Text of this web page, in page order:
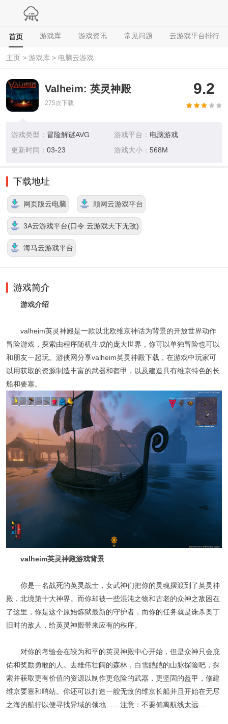
首页 游戏库 游戏资讯 常见问题 云游戏平台排行
主页 > 游戏库 > 电脑云游戏
Valheim: 英灵神殿
275次下载
9.2
游戏类型： 冒险解谜AVG 游戏平台： 电脑游戏
更新时间： 03-23 游戏大小： 568M
下载地址
网页版云电脑 顺网云游戏平台
3A云游戏平台(口令:云游戏天下无敌)
海马云游戏平台
游戏简介
游戏介绍
valheim英灵神殿是一款以北欧维京神话为背景的开放世界动作
冒险游戏，探索由程序随机生成的庞大世界，你可以单独冒险也可以
和朋友一起玩。游侠网分享valheim英灵神殿下载，在游戏中玩家可
以用获取的资源制造丰富的武器和盔甲，以及建造具有维京特色的长
船和要塞。
valheim英灵神殿游戏背景
你是一名战死的英灵战士，女武神们把你的灵魂摆渡到了英灵神
殿，北境第十大神界。而你却被一些混沌之物和古老的众神之敌困在
了这里，你是这个原始炼狱最新的守护者，而你的任务就是诛杀奥丁
旧时的敌人，给英灵神殿带来应有的秩序。
对你的考验会在较为和平的英灵神殿中心开始，但是众神只会庇
佑和奖励勇敢的人。去雄伟壮阔的森林，白雪皑皑的山脉探险吧，探
索并获取更有价值的资源以制作更危险的武器，更坚固的盔甲，修建
维京要塞和哨站。你还可以打造一艘无敌的维京长船并且开始在无尽
之海的航行以便寻找异域的领地……注意：不要偏离航线太远…